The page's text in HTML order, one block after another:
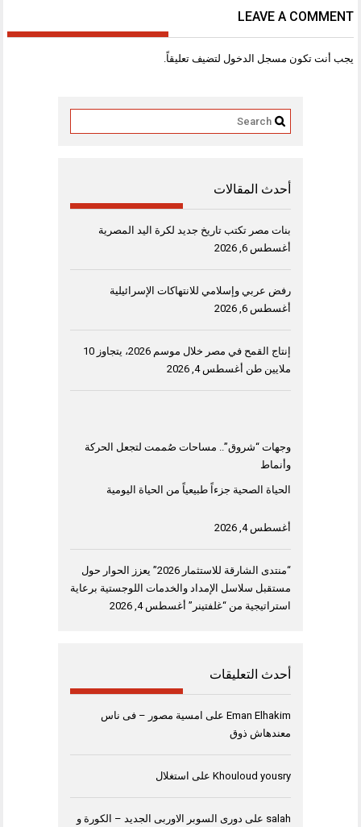
LEAVE A COMMENT
يجب أنت تكون مسجل الدخول لتضيف تعليقاً.
أحدث المقالات
بنات مصر تكتب تاريخ جديد لكرة اليد المصرية
أغسطس 6, 2026
رفض عربي وإسلامي للانتهاكات الإسرائيلية
أغسطس 6, 2026
إنتاج القمح في مصر خلال موسم 2026، يتجاوز 10
ملايين طن أغسطس 4, 2026
وجهات “شروق”.. مساحات صُممت لتجعل الحركة
وأنماط
الحياة الصحية جزءاً طبيعياً من الحياة اليومية
أغسطس 4, 2026
“منتدى الشارقة للاستثمار 2026” يعزز الحوار حول
مستقبل سلاسل الإمداد والخدمات اللوجستية برعاية
استراتيجية من “غلفتينر” أغسطس 4, 2026
أحدث التعليقات
Eman Elhakim على امسية مصور – فى ناس
معندهاش ذوق
Khouloud yousry على استغلال
salah على دورى السوبر الاوربى الجديد – الكورة و